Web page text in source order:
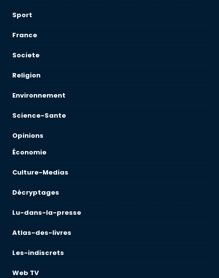
Sport
France
Societe
Religion
Environnement
Science-Sante
Opinions
Économie
Culture-Medias
Décryptages
Lu-dans-la-presse
Atlas-des-livres
Les-indiscrets
Web TV